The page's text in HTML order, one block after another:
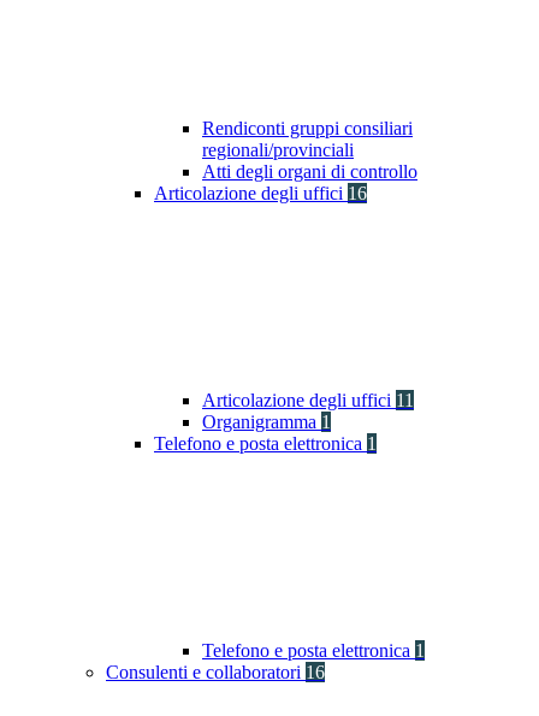
Rendiconti gruppi consiliari
regionali/provinciali
Atti degli organi di controllo
Articolazione degli uffici 16
Articolazione degli uffici 11
Organigramma 1
Telefono e posta elettronica 1
Telefono e posta elettronica 1
Consulenti e collaboratori 16